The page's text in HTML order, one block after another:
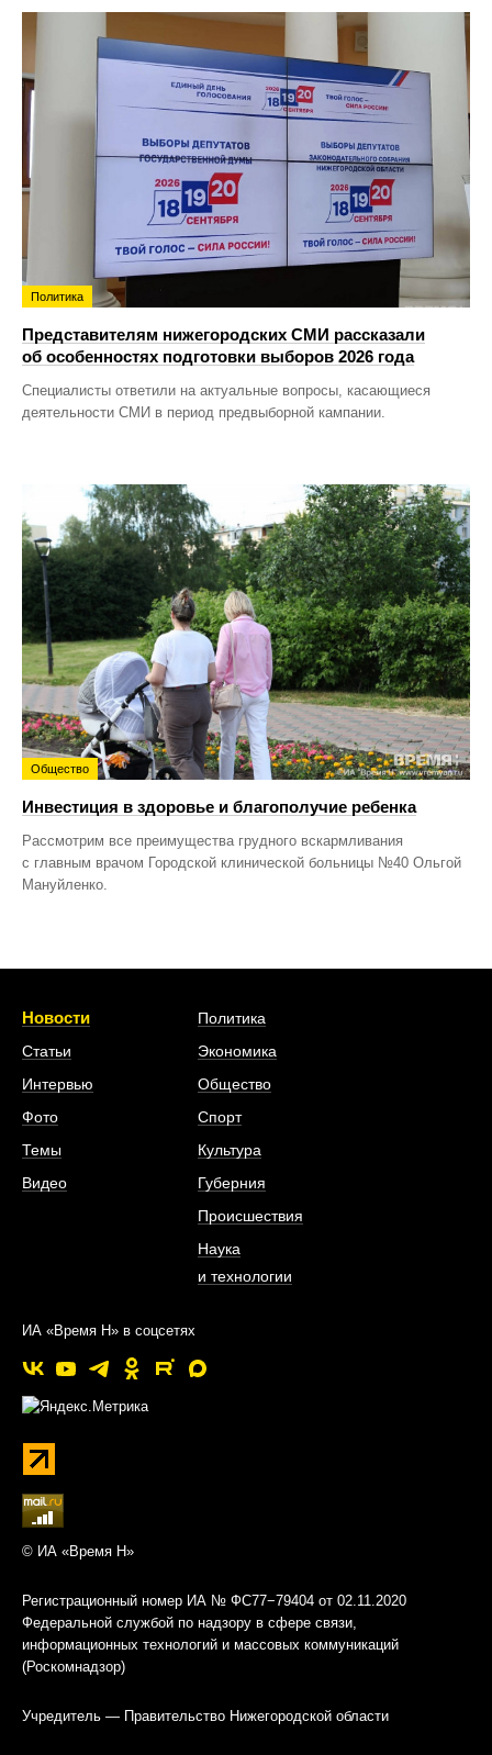
Политика
Представителям нижегородских СМИ рассказали
об особенностях подготовки выборов 2026 года
Специалисты ответили на актуальные вопросы, касающиеся
деятельности СМИ в период предвыборной кампании.
Общество
Инвестиция в здоровье и благополучие ребенка
Рассмотрим все преимущества грудного вскармливания
с главным врачом Городской клинической больницы №40 Ольгой
Мануйленко.
Новости
Статьи
Интервью
Фото
Темы
Видео
Политика
Экономика
Общество
Спорт
Культура
Губерния
Происшествия
Наука
и технологии
ИА «Время Н» в соцсетях
© ИА «Время Н»
Регистрационный номер ИА № ФС77−79404 от 02.11.2020
Федеральной службой по надзору в сфере связи,
информационных технологий и массовых коммуникаций
(Роскомнадзор)
Учредитель — Правительство Нижегородской области